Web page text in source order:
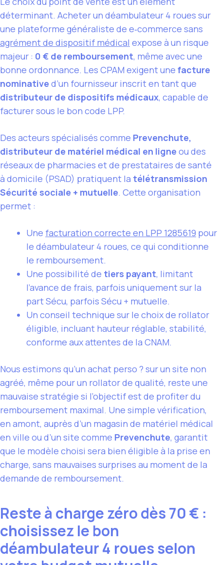
déterminant. Acheter un déambulateur 4 roues sur
une plateforme généraliste de e‑commerce sans
agrément de dispositif médical expose à un risque
majeur : 0 € de remboursement, même avec une
bonne ordonnance. Les CPAM exigent une facture
nominative d’un fournisseur inscrit en tant que
distributeur de dispositifs médicaux, capable de
facturer sous le bon code LPP.
Des acteurs spécialisés comme Prevenchute,
distributeur de matériel médical en ligne ou des
réseaux de pharmacies et de prestataires de santé
à domicile (PSAD) pratiquent la télétransmission
Sécurité sociale + mutuelle. Cette organisation
permet :
Une facturation correcte en LPP 1285619 pour
le déambulateur 4 roues, ce qui conditionne
le remboursement.
Une possibilité de tiers payant, limitant
l’avance de frais, parfois uniquement sur la
part Sécu, parfois Sécu + mutuelle.
Un conseil technique sur le choix de rollator
éligible, incluant hauteur réglable, stabilité,
conforme aux attentes de la CNAM.
Nous estimons qu’un achat perso ? sur un site non
agréé, même pour un rollator de qualité, reste une
mauvaise stratégie si l’objectif est de profiter du
remboursement maximal. Une simple vérification,
en amont, auprès d’un magasin de matériel médical
en ville ou d’un site comme Prevenchute, garantit
que le modèle choisi sera bien éligible à la prise en
charge, sans mauvaises surprises au moment de la
demande de remboursement.
Reste à charge zéro dès 70 € :
choisissez le bon
déambulateur 4 roues selon